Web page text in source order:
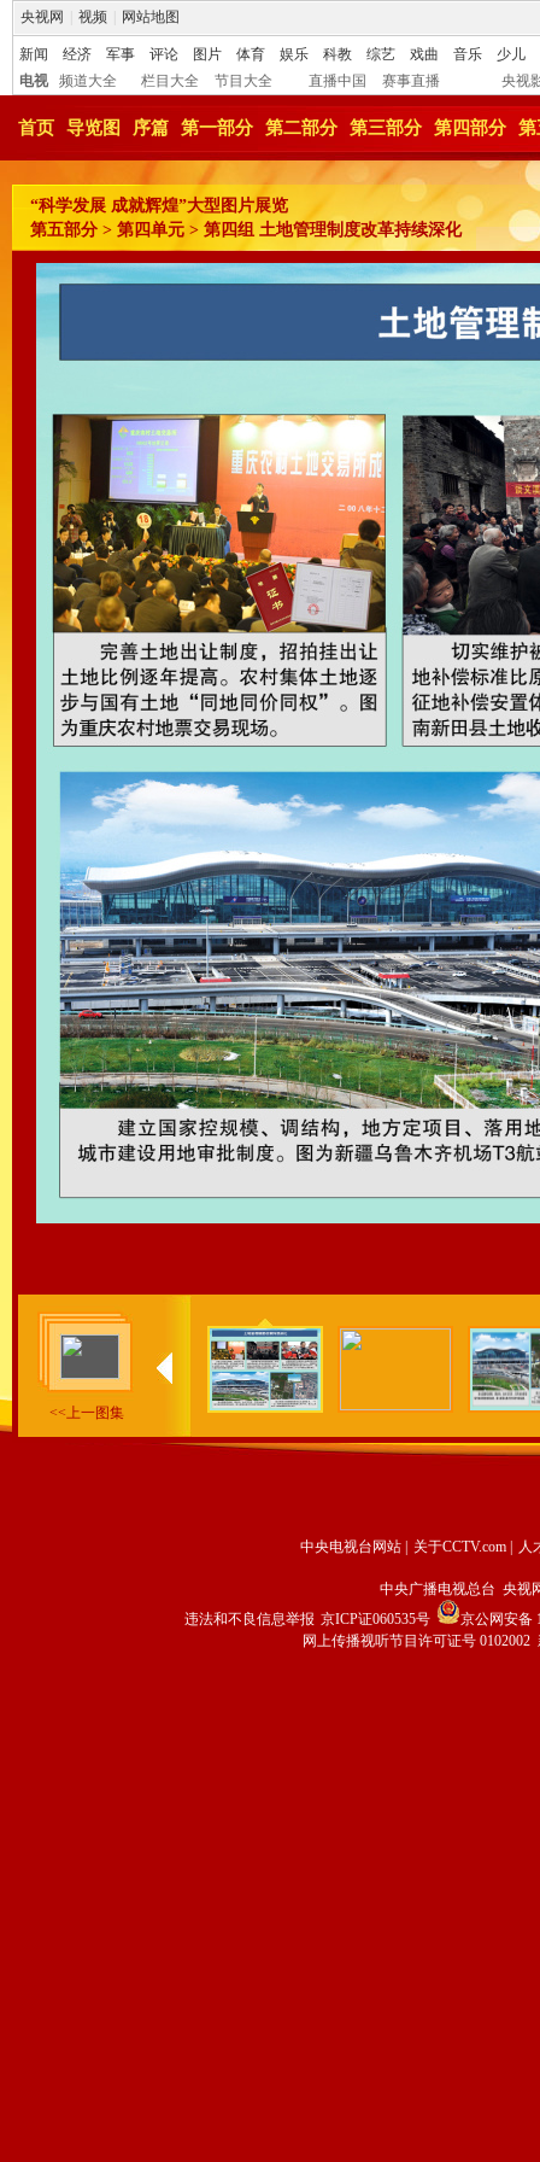
央视网 视频 网站地图
新闻 经济 军事 评论 图片 体育 娱乐 科教 综艺 戏曲 音乐
少儿
电视
频道大全 栏目大全 节目大全 直播中国 赛事直播 央视
首页 导览图 序篇 第一部分 第二部分 第三部分 第四部分 第
“科学发展 成就辉煌”大型图片展览
第五部分 > 第四单元 > 第四组 土地管理制度改革持续深化
<<上一图集
中央电视台网站 关于CCTV.com 人
中央广播电视总台 央视
违法和不良信息举报 京ICP证060535号
京公网安备
网上传播视听节目许可证号 0102002